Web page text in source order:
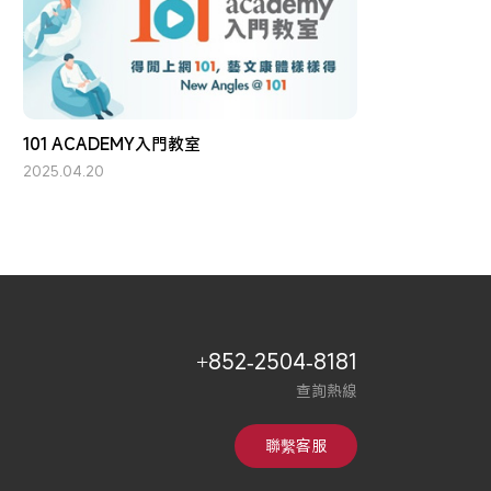
101 ACADEMY入門教室
2025.04.20
+852-2504-8181
查詢熱線
聯繫客服